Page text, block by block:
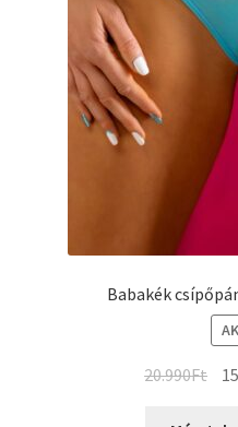
Babakék
20.990Ft